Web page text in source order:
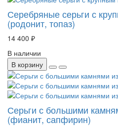
Серебряные серьги с
(родонит, топаз)
14 400 ₽
В наличии
В корзину
Серьги с большими
(фианит, сапфирин)